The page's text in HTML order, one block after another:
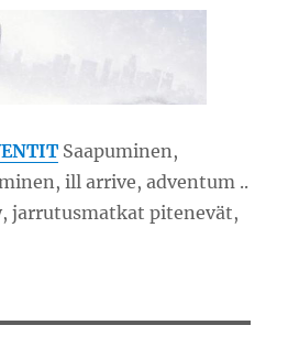
Saapuminen,
ill arrive, adventum ..
pitenevät,